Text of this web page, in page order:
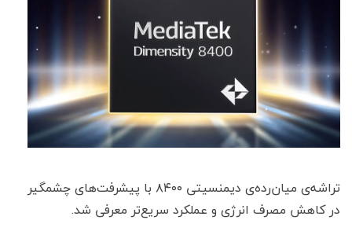
تراشه‌ی میان‌رده‌ی دیمنسیتی ۸۴۰۰ با پیشرفت‌های چشمگیر
در کاهش مصرف انرژی و عملکرد سریع‌تر معرفی شد.